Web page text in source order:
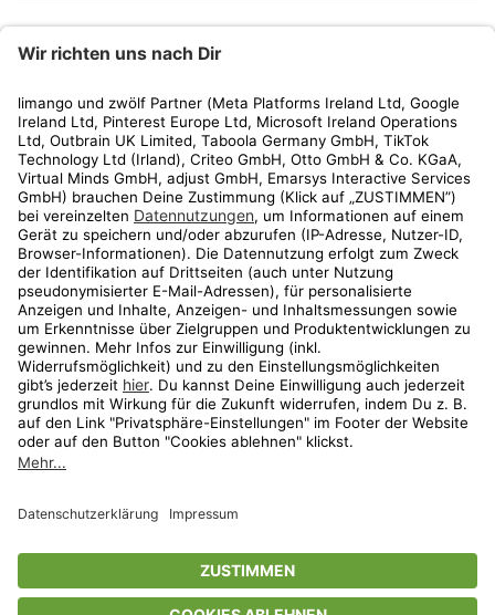
Kundenservice
Shop
Aktionen
Travel
* Streichpreise entsprechen der unverbindlichen Preisempfehlung des
Herstellers. Prozentangaben beziehen sich auf den Streichpreis.